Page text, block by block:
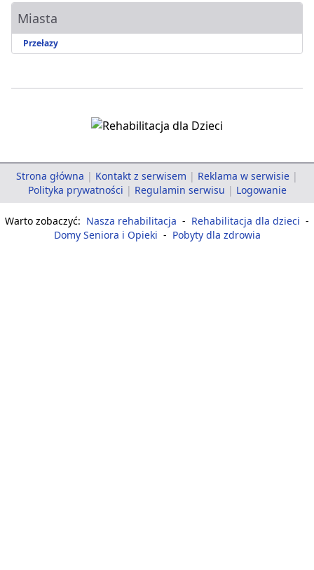
Miasta
Przełazy
Strona główna | Kontakt z serwisem | Reklama w serwisie |
Polityka prywatności | Regulamin serwisu | Logowanie
Warto zobaczyć: Nasza rehabilitacja - Rehabilitacja dla dzieci -
Domy Seniora i Opieki - Pobyty dla zdrowia